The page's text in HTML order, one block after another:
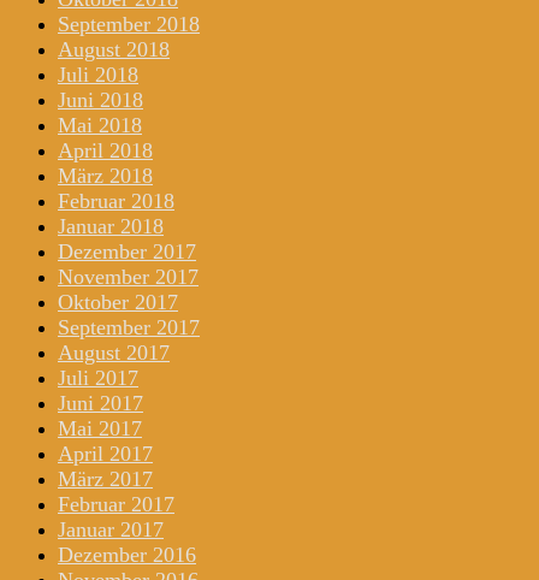
September 2018
August 2018
Juli 2018
Juni 2018
Mai 2018
April 2018
März 2018
Februar 2018
Januar 2018
Dezember 2017
November 2017
Oktober 2017
September 2017
August 2017
Juli 2017
Juni 2017
Mai 2017
April 2017
März 2017
Februar 2017
Januar 2017
Dezember 2016